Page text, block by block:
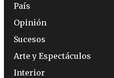
País
Opinión
Sucesos
Arte y Espectáculos
Interior